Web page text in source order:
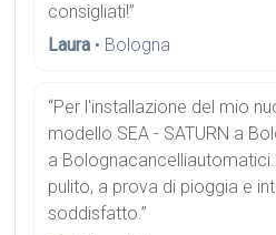
consigliati!”
Laura • Bologna
“Per l'installazione del mio
modello SEA - SATURN a
a
pulito, a prova di pioggia e
soddisfatto.”